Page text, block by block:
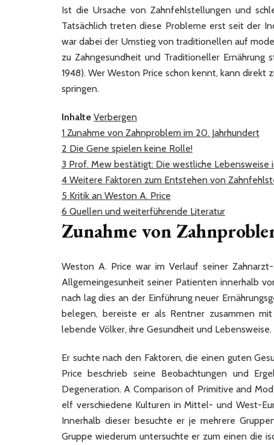
und
sind
Ist die Ursache von Zahnfehlstellungen und
Tatsächlich treten diese Probleme erst seit der
war dabei der Umstieg von traditionellen auf
zu Zahngesundheit und Traditioneller Ernährung
1948). Wer Weston Price schon kennt, kann direkt
springen.
Inhalte Verbergen
1 Zunahme von Zahnproblem im 20. Jahrhundert
2 Die Gene spielen keine Rolle!
3 Prof. Mew bestätigt: Die westliche Lebensweise
4 Weitere Faktoren zum Entstehen von
5 Kritik an Weston A. Price
6 Quellen und weiterführende Literatur
Zunahme von
Weston A. Price war im Verlauf seiner
Allgemeingesunheit seiner Patienten innerhalb
nach lag dies an der Einführung neuer
belegen, bereiste er als Rentner zusammen
lebende Völker, ihre Gesundheit und Lebensweise.
Er suchte nach den Faktoren, die einen guten
Price beschrieb seine Beobachtungen und
Degeneration. A Comparison of Primitive and
elf verschiedene Kulturen in Mittel- und West-
Innerhalb dieser besuchte er je mehrere
Gruppe wiederum untersuchte er zum einen die